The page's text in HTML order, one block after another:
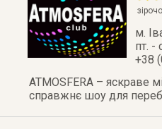
м.
пт. -
+38
ATMOSFERA – яскраве
справжнє шоу для